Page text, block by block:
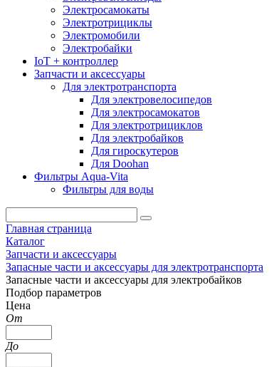
Электросамокаты
Электротрициклы
Электромобили
Электробайки
IoT + контроллер
Запчасти и аксессуары
Для электротранспорта
Для электровелосипедов
Для электросамокатов
Для электротрициклов
Для электробайков
Для гироскутеров
Для Doohan
Фильтры Aqua-Vita
Фильтры для воды
Главная страница
Каталог
Запчасти и аксессуары
Запасные части и аксессуары для электротранспорта
Запасные части и аксессуары для электробайков
Подбор параметров
Цена
От
До